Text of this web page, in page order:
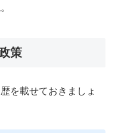
策
を載せておきましょ